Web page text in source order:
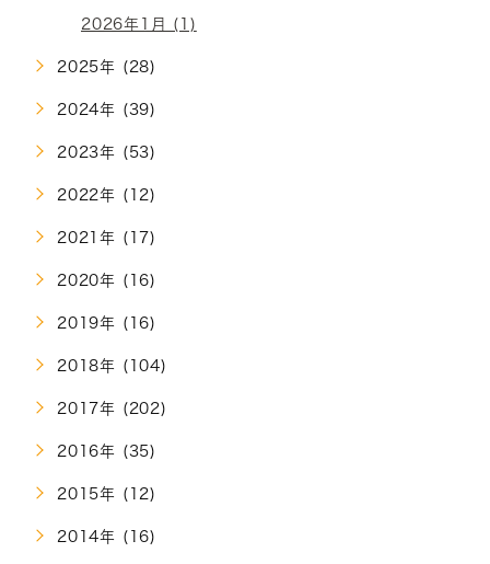
2026年1月 (1)
2025年 (28)
2024年 (39)
2023年 (53)
2022年 (12)
2021年 (17)
2020年 (16)
2019年 (16)
2018年 (104)
2017年 (202)
2016年 (35)
2015年 (12)
2014年 (16)